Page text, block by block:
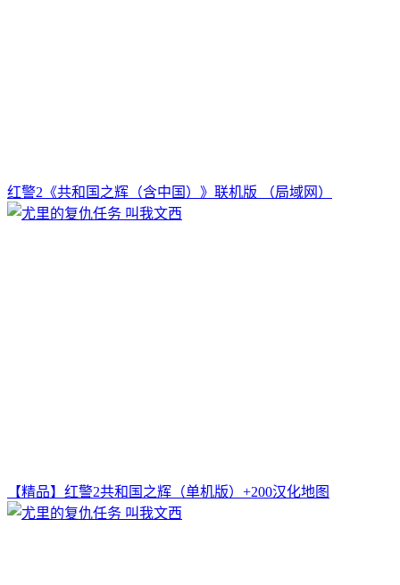
红警2《共和国之辉（含中国）》联机版 （局域网）
【精品】红警2共和国之辉（单机版）+200汉化地图